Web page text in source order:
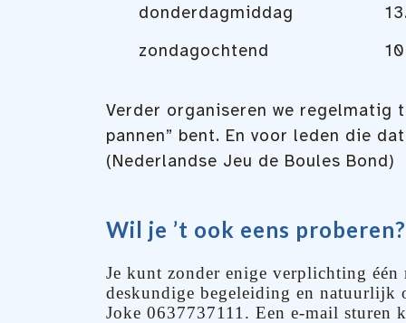
donderdagmiddag
zondagochtend
Verder organiseren we regelmatig
pannen” bent. En voor leden die
(Nederlandse Jeu de Boules Bond)
Wil je ’t ook eens proberen?
Je kunt zonder enige verplichting
deskundige begeleiding en natuurlijk
Joke 0637737111. Een e-mail sturen